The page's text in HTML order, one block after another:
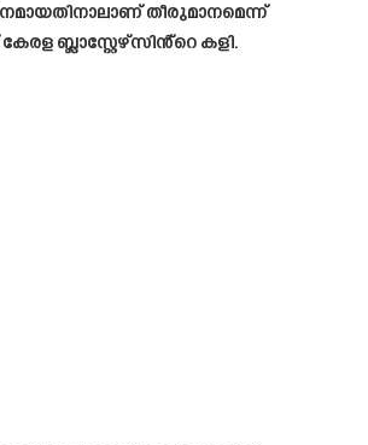
തീരുമാനമെന്ന്
ബ്ലാസ്റ്റേഴ്‌സിൻ്റെ കളി.